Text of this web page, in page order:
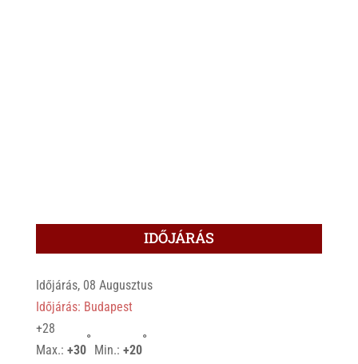
IDŐJÁRÁS
Időjárás, 08 Augusztus
Időjárás: Budapest
+28
Max.: +30
°
Min.: +20
°